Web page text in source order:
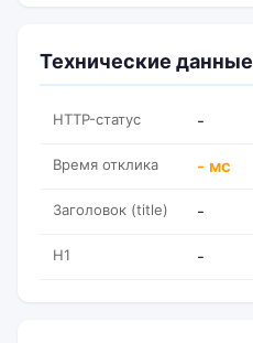
Технические данные
HTTP-статус -
Время отклика - мс
Заголовок (title) -
H1 -